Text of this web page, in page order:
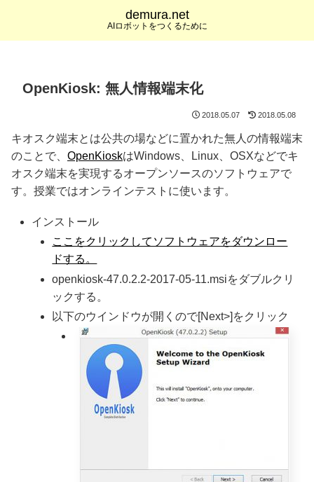
demura.net
AIロボットをつくるために
OpenKiosk: 無人情報端末化
2018.05.07 2018.05.08
キオスク端末とは公共の場などに置かれた無人の情報端末
のことで、 OpenKioskはWindows、Linux、OSXなどでキ
オスク端末を実現するオープンソースのソフトウェアで
す。授業ではオンラインテストに使います。
インストール
ここをクリックしてソフトウェアをダウンロー
ドする。
openkiosk-47.0.2.2-2017-05-11.msiをダブルクリ
ックする。
以下のウインドウが開くので[Next>]をクリック